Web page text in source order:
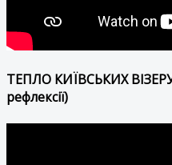
ТЕПЛО КИЇВСЬКИХ
рефлексії)